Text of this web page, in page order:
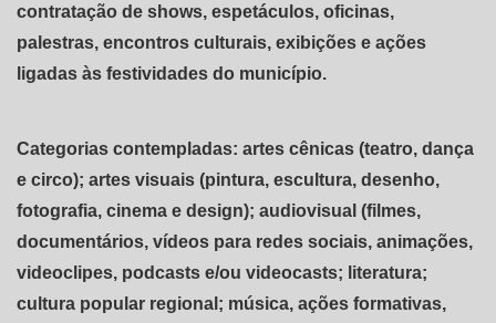
contratação de shows, espetáculos, oficinas,
palestras, encontros culturais, exibições e ações
ligadas às festividades do município.
Categorias contempladas: artes cênicas (teatro, dança
e circo); artes visuais (pintura, escultura, desenho,
fotografia, cinema e design); audiovisual (filmes,
documentários, vídeos para redes sociais, animações,
videoclipes, podcasts e/ou videocasts; literatura;
cultura popular regional; música, ações formativas,